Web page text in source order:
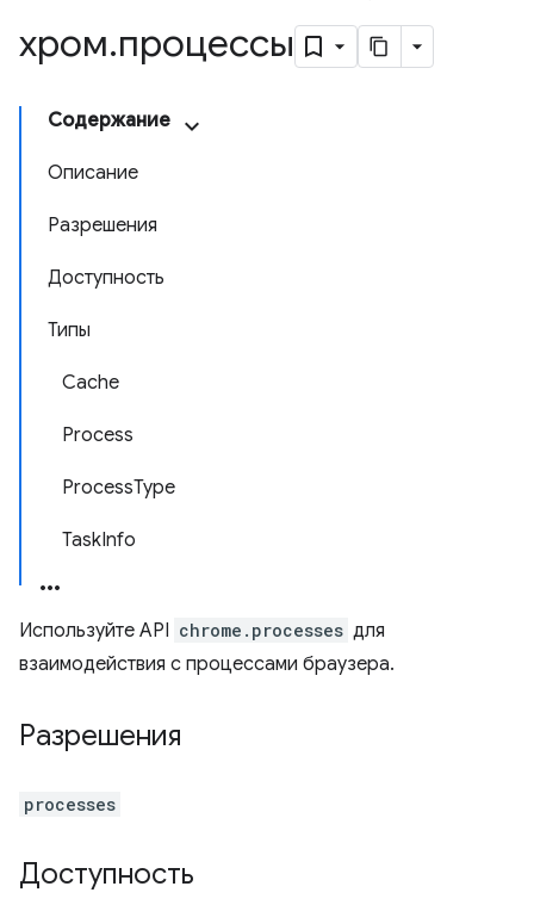
хром.процессы
Содержание
Описание
Разрешения
Доступность
Типы
Cache
Process
ProcessType
TaskInfo
Используйте API chrome.processes для
взаимодействия с процессами браузера.
Разрешения
processes
Доступность